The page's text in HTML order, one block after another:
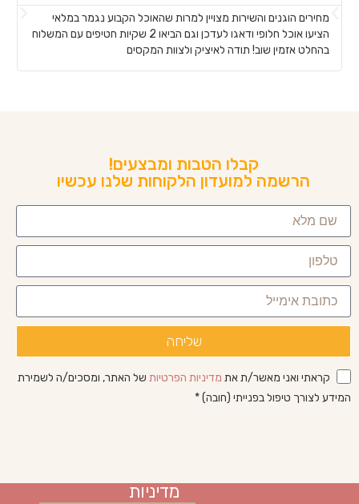
מחירים הוגנים והשירות מצויין למרות שהאוכל הקבוע נגמר במלאי
הציעו אוכל חלופי ודאגו לעדכן וגם הביאו 2 שקיות חטיפים עם המשלוח
בהחלט אזמין שוב! תודה לאיציק ולצוות המקסים
קבלו הטבות ומבצעים!
הרשמה למועדון הלקוחות שלנו עכשיו
שליחה
קראתי ואני מאשר/ת את מדיניות הפרטיות של האתר, ומסכים/ה לשמירת
המידע לצורך טיפול בפנייתי (חובה) *
מדיניות